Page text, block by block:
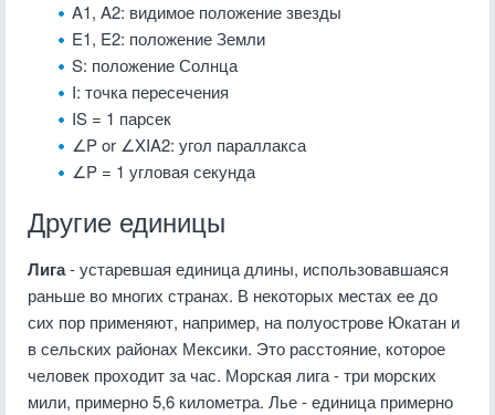
A1, A2: видимое положение звезды
E1, E2: положение Земли
S: положение Солнца
I: точка пересечения
IS = 1 парсек
∠P or ∠XIA2: угол параллакса
∠P = 1 угловая секунда
Другие единицы
Лига- устаревшая единица длины, использовавшаяся
раньше во многих странах. В некоторых местах ее до
сих пор применяют, например, на полуострове Юкатан и
в сельских районах Мексики. Это расстояние, которое
человек проходит за час. Морская лига - три морских
мили, примерно 5,6 километра. Лье - единица примерно